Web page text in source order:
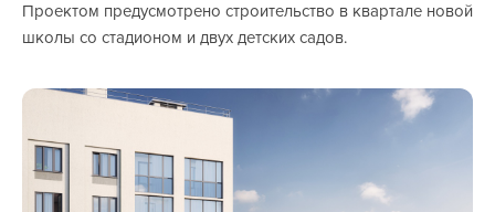
Проектом предусмотрено строительство в квартале новой
школы со стадионом и двух детских садов.